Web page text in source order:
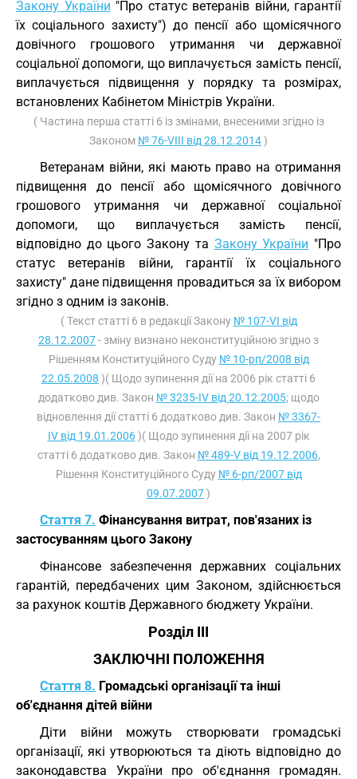
Закону України "Про статус ветеранів війни, гарантії
їх соціального захисту") до пенсії або щомісячного
довічного грошового утримання чи державної
соціальної допомоги, що виплачується замість пенсії,
виплачується підвищення у порядку та розмірах,
встановлених Кабінетом Міністрів України.
( Частина перша статті 6 із змінами, внесеними згідно із
Законом № 76-VIII від 28.12.2014)
Ветеранам війни, які мають право на отримання
підвищення до пенсії або щомісячного довічного
грошового утримання чи державної соціальної
допомоги, що виплачується замість пенсії,
відповідно до цього Закону та Закону України "Про
статус ветеранів війни, гарантії їх соціального
захисту" дане підвищення провадиться за їх вибором
згідно з одним із законів.
( Текст статті 6 в редакції Закону № 107-VI від
28.12.2007- зміну визнано неконституційною згідно з
Рішенням Конституційного Суду № 10-рп/2008 від
22.05.2008 )( Щодо зупинення дії на 2006 рік статті 6
додатково див. Закон № 3235-IV від 20.12.2005; щодо
відновлення дії статті 6 додатково див. Закон № 3367-
IV від 19.01.2006)( Щодо зупинення дії на 2007 рік
статті 6 додатково див. Закон № 489-V від 19.12.2006,
Рішення Конституційного Суду № 6-рп/2007 від
09.07.2007)
Стаття 7. Фінансування витрат, пов'язаних із
застосуванням цього Закону
Фінансове забезпечення державних соціальних
гарантій, передбачених цим Законом, здійснюється
за рахунок коштів Державного бюджету України.
Розділ III
ЗАКЛЮЧНІ ПОЛОЖЕННЯ
Стаття 8. Громадські організації та інші
об'єднання дітей війни
Діти війни можуть створювати громадські
організації, які утворюються та діють відповідно до
законодавства України про об'єднання громадян.